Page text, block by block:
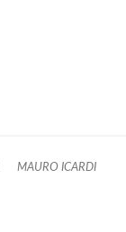
MAURO ICARDI